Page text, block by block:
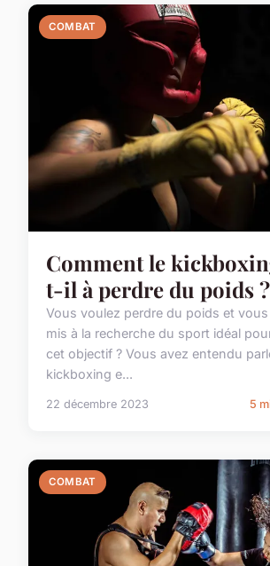
COMBAT
Comment le
t-il à perdre du poids ?
Vous voulez perdre du poids et
mis à la recherche du sport idéal
cet objectif ? Vous avez entendu
kickboxing e...
22 décembre 2023 5
COMBAT